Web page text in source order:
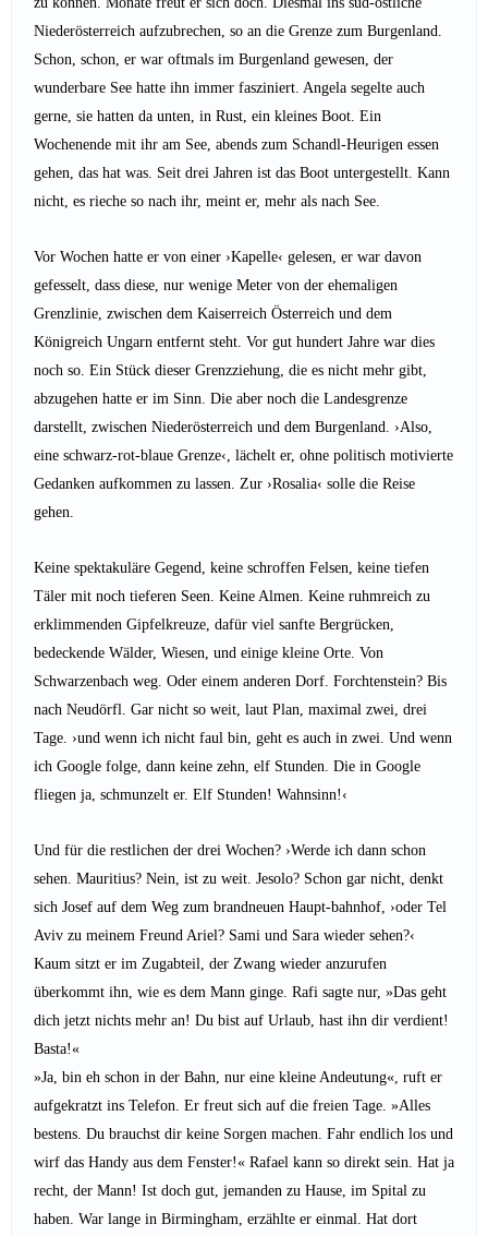
Niederösterreich aufzubrechen, so an die Grenze zum Burgenland.
Schon, schon, er war oftmals im Burgenland gewesen, der
wunderbare See hatte ihn immer fasziniert. Angela segelte auch
gerne, sie hatten da unten, in Rust, ein kleines Boot. Ein
Wochenende mit ihr am See, abends zum Schandl-Heurigen essen
gehen, das hat was. Seit drei Jahren ist das Boot untergestellt. Kann
nicht, es rieche so nach ihr, meint er, mehr als nach See.
Vor Wochen hatte er von einer ›Kapelle‹ gelesen, er war davon
gefesselt, dass diese, nur wenige Meter von der ehemaligen
Grenzlinie, zwischen dem Kaiserreich Österreich und dem
Königreich Ungarn entfernt steht. Vor gut hundert Jahre war dies
noch so. Ein Stück dieser Grenzziehung, die es nicht mehr gibt,
abzugehen hatte er im Sinn. Die aber noch die Landesgrenze
darstellt, zwischen Niederösterreich und dem Burgenland. ›Also,
eine schwarz-rot-blaue Grenze‹, lächelt er, ohne politisch motivierte
Gedanken aufkommen zu lassen. Zur ›Rosalia‹ solle die Reise
gehen.
Keine spektakuläre Gegend, keine schroffen Felsen, keine tiefen
Täler mit noch tieferen Seen. Keine Almen. Keine ruhmreich zu
erklimmenden Gipfelkreuze, dafür viel sanfte Bergrücken,
bedeckende Wälder, Wiesen, und einige kleine Orte. Von
Schwarzenbach weg. Oder einem anderen Dorf. Forchtenstein? Bis
nach Neudörfl. Gar nicht so weit, laut Plan, maximal zwei, drei
Tage. ›und wenn ich nicht faul bin, geht es auch in zwei. Und wenn
ich Google folge, dann keine zehn, elf Stunden. Die in Google
fliegen ja, schmunzelt er. Elf Stunden! Wahnsinn!‹
Und für die restlichen der drei Wochen? ›Werde ich dann schon
sehen. Mauritius? Nein, ist zu weit. Jesolo? Schon gar nicht, denkt
sich Josef auf dem Weg zum brandneuen Haupt-bahnhof, ›oder Tel
Aviv zu meinem Freund Ariel? Sami und Sara wieder sehen?‹
Kaum sitzt er im Zugabteil, der Zwang wieder anzurufen
überkommt ihn, wie es dem Mann ginge. Rafi sagte nur, »Das geht
dich jetzt nichts mehr an! Du bist auf Urlaub, hast ihn dir verdient!
Basta!«
»Ja, bin eh schon in der Bahn, nur eine kleine Andeutung«, ruft er
aufgekratzt ins Telefon. Er freut sich auf die freien Tage. »Alles
bestens. Du brauchst dir keine Sorgen machen. Fahr endlich los und
wirf das Handy aus dem Fenster!« Rafael kann so direkt sein. Hat ja
recht, der Mann! Ist doch gut, jemanden zu Hause, im Spital zu
haben. War lange in Birmingham, erzählte er einmal. Hat dort